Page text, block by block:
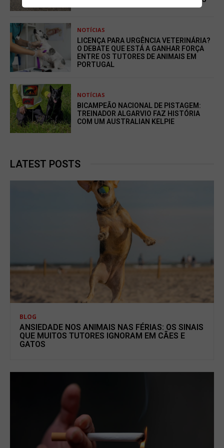
NOTÍCIAS
LICENÇA PARA URGÊNCIA VETERINÁRIA?
O DEBATE QUE ESTÁ A GANHAR FORÇA
ENTRE OS TUTORES DE ANIMAIS EM
PORTUGAL
NOTÍCIAS
BICAMPEÃO NACIONAL DE PISTAGEM:
TREINADOR ALGARVIO FAZ HISTÓRIA
COM UM AUSTRALIAN KELPIE
LATEST POSTS
BLOG
ANSIEDADE NOS ANIMAIS NAS FÉRIAS: OS SINAIS
QUE MUITOS TUTORES IGNORAM EM CÃES E
GATOS